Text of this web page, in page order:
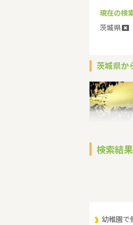
現在の検
茨城県
茨城県か
検索結
幼稚園で